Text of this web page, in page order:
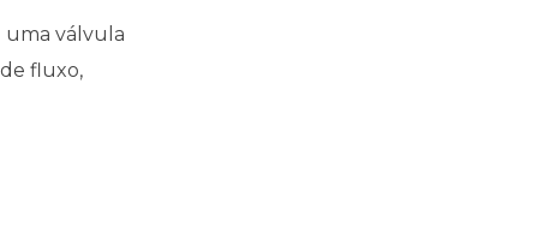
uma válvula
fluxo,